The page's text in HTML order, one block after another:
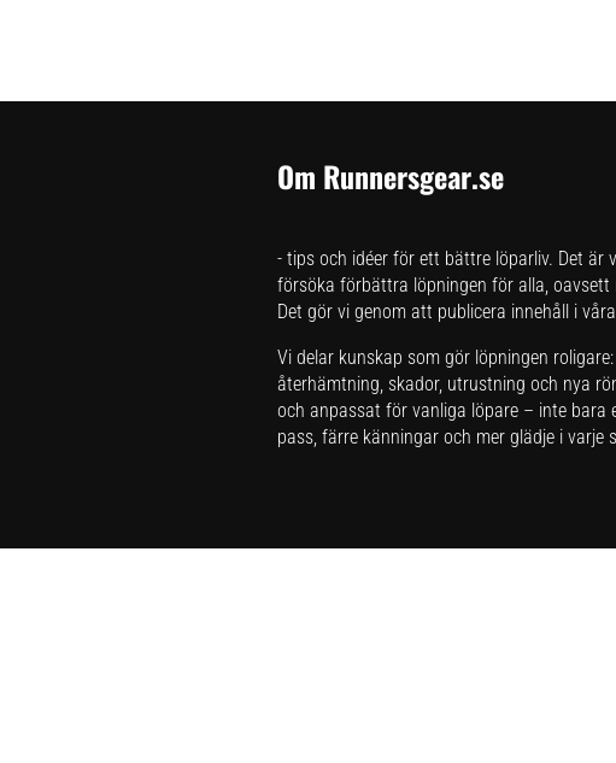
Om Runnersgear.se
- tips och idéer för ett bättre löparliv. Det är
försöka förbättra löpningen för alla, oavsett
Det gör vi genom att publicera innehåll i
Vi delar kunskap som gör löpningen roligare:
återhämtning, skador, utrustning och nya
och anpassat för vanliga löpare – inte bara
pass, färre känningar och mer glädje i varje